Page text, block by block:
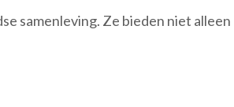
samenleving. Ze bieden niet alleen